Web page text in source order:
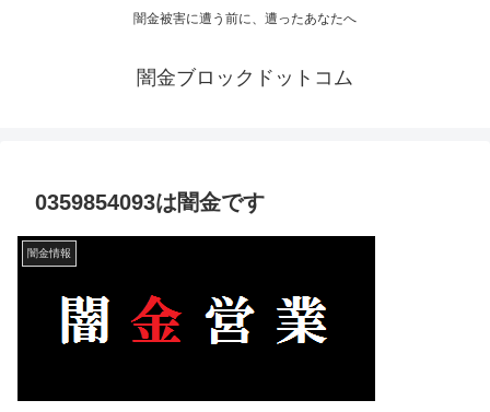
闇金被害に遭う前に、遭ったあなたへ
闇金ブロックドットコム
0359854093は闇金です
闇金情報